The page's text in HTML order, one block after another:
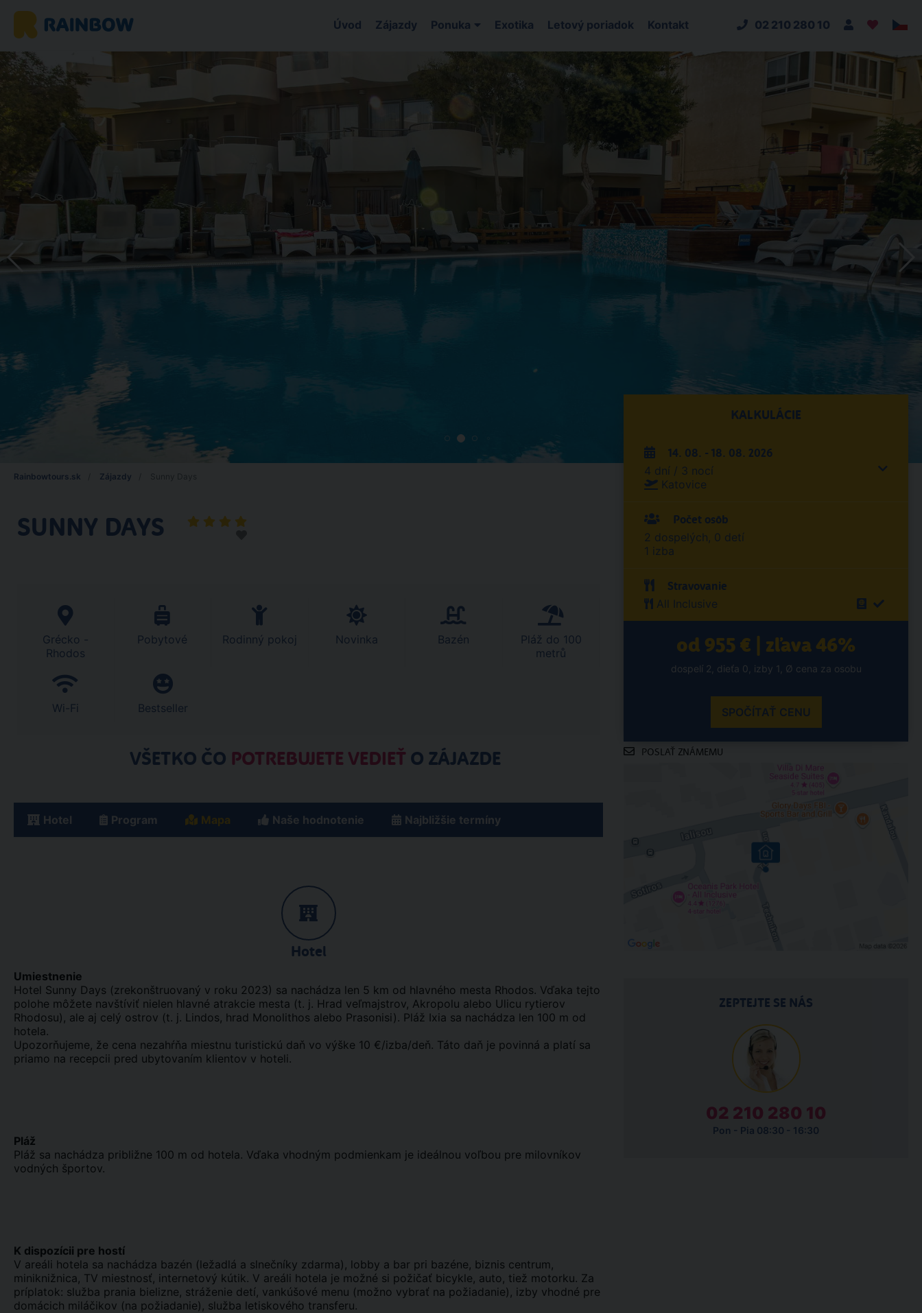
Úvod Zájazdy Ponuka Exotika Letový poriadok Kontakt 02 210 280 10
Rainbowtours.sk Zájazdy
SUNNY DAYS
Grécko -
Rhodos
Pobytové Rodinný pokoj Novinka Bazén
Pláž do 100
metrů
Wi-Fi Bestseller
VŠETKO ČO POTREBUJETE VEDIEŤ O ZÁJAZDE
Hotel Program Mapa Naše hodnotenie Najbližšie termíny
Hotel
Umiestnenie
Hotel Sunny Days (zrekonštruovaný v roku 2023) sa nachádza len 5 km od hlavného mesta Rhodos. Vďaka tejto
polohe môžete navštíviť nielen hlavné atrakcie mesta (t. j. Hrad veľmajstrov, Akropolu alebo Ulicu rytierov
Rhodosu), ale aj celý ostrov (t. j. Lindos, hrad Monolithos alebo Prasonisi). Pláž Ixia sa nachádza len 100 m od
hotela.
Upozorňujeme, že cena nezahŕňa miestnu turistickú daň vo výške 10 €/izba/deň. Táto daň je povinná a platí sa
priamo na recepcii pred ubytovaním klientov v hoteli.
Pláž
Pláž sa nachádza približne 100 m od hotela. Vďaka vhodným podmienkam je ideálnou voľbou pre milovníkov
vodných športov.
K dispozícii pre hostí
V areáli hotela sa nachádza bazén (ležadlá a slnečníky zdarma), lobby a bar pri bazéne, biznis centrum,
miniknižnica, TV miestnosť, internetový kútik. V areáli hotela je možné si požičať bicykle, auto, tiež motorku. Za
príplatok: služba prania bielizne, stráženie detí, vankúšové menu (možno vybrať na požiadanie), izby vhodné pre
domácich miláčikov (na požiadanie), služba letiskového transferu.
KALKULÁCIE
14. 08. - 18. 08. 2026
4 dní / 3 nocí
Katovice
Počet osôb
2 dospelých, 0 detí
1 izba
Stravovanie
All Inclusive
od 955 € | zľava 46%
dospelí 2, dieťa 0, izby 1, Ø cena za osobu
SPOČÍTAŤ CENU
POSLAŤ ZNÁMEMU
ZEPTEJTE SE NÁS
02 210 280 10
Pon - Pia 08:30 - 16:30